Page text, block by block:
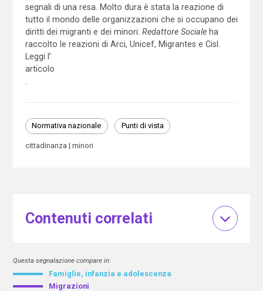
segnali di una resa. Molto dura è stata la reazione di
tutto il mondo delle organizzazioni che si occupano dei
diritti dei migranti e dei minori: Redattore Socialeha
raccolto le reazioni di Arci, Unicef, Migrantes e Cisl.
Leggi l’
articolo
Normativa nazionale Punti di vista
cittadinanza minori
Contenuti correlati
Questa segnalazione compare in:
Famiglie, infanzia e adolescenza
Migrazioni